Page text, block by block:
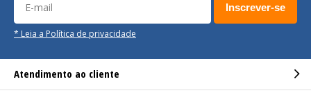
Inscrever-se
* Leia a Política de privacidade
Atendimento ao cliente